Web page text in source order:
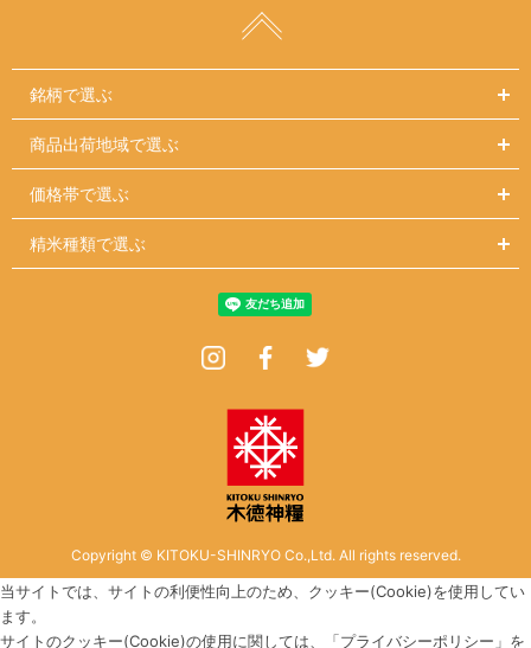
銘柄で選ぶ
商品出荷地域で選ぶ
価格帯で選ぶ
精米種類で選ぶ
InstagramFacebook
Copyright © KITOKU-SHINRYO Co.,Ltd. All rights reserved.
当サイトでは、サイトの利便性向上のため、クッキー(Cookie)を使用してい
ます。
サイトのクッキー(Cookie)の使用に関しては、「プライバシーポリシー 」を